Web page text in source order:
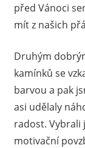
před Vánoci
mít z našich
Druhým
kamínků se
barvou a pak
asi udělaly
radost. Vybrali
motivační